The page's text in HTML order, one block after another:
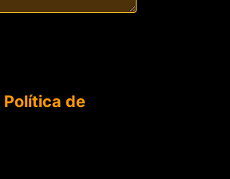
Política de